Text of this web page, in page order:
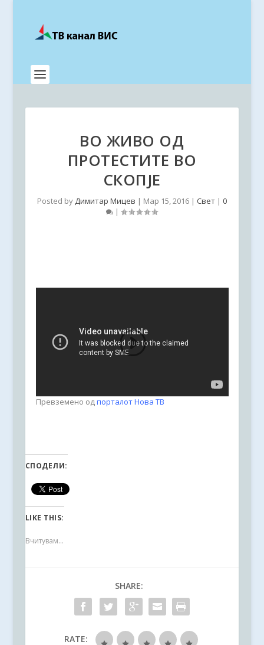
ВО ЖИВО ОД
ПРОТЕСТИТЕ ВО
СКОПЈЕ
Posted by Димитар Мицев | Мар 15, 2016| Свет| 0
|
Превземено одпорталот Нова ТВ
СПОДЕЛИ:
LIKE THIS:
Вчитувам...
SHARE:
RATE: